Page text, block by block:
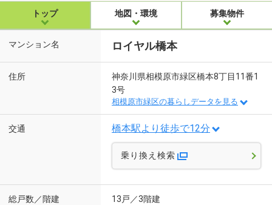
トップ 地図・環境 募集物件
マンション名 ロイヤル橋本
住所
神奈川県相模原市緑区橋本8丁目11番1
3号
相模原市緑区の暮らしデータを見る
交通 橋本駅より徒歩で12分
乗り換え検索
総戸数／階建 13戸／3階建